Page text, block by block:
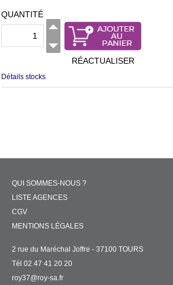
QUANTITÉ
RÉACTUALISER
Détails stocks
QUI SOMMES-NOUS ?
LISTE AGENCES
CGV
MENTIONS LÉGALES
2 rue du Maréchal Joffre - 37100 TOURS
Tél 02 47 41 20 20
roy37@roy-sa.fr